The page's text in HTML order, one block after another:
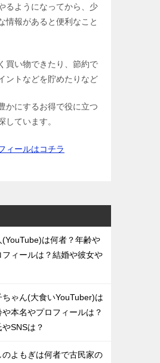
るようになってから、少
情報があると便利なこと
買い物できたり、節約で
ントなどを貯めたりなど
かにするお得で役に立つ
しています。
ィールはコチラ
(YouTube)は何者？年齢や
フィールは？結婚や彼女や
ゃん(大食いYouTuber)は
本名やプロフィールは？
SNSは？
のよもぎは何者で古民家の